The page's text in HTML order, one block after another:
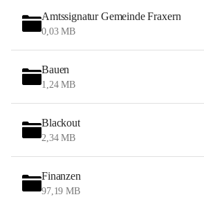
Amtssignatur Gemeinde Fraxern
0,03 MB
Bauen
1,24 MB
Blackout
2,34 MB
Finanzen
97,19 MB